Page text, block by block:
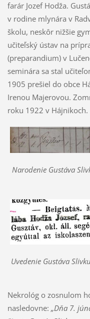
farár Jozef Hodža.
v rodine mlynára v
školu, neskôr nižšie
učiteľský ústav na
(preparandium) v
seminára sa stal
1905 prešiel do obce
Irenou Majerovou.
roku 1922 v Hájnikoch.
Narodenie Gustáva
Uvedenie Gustáva
Nekrológ o zosnulom
nasledovne: „Dňa 7.